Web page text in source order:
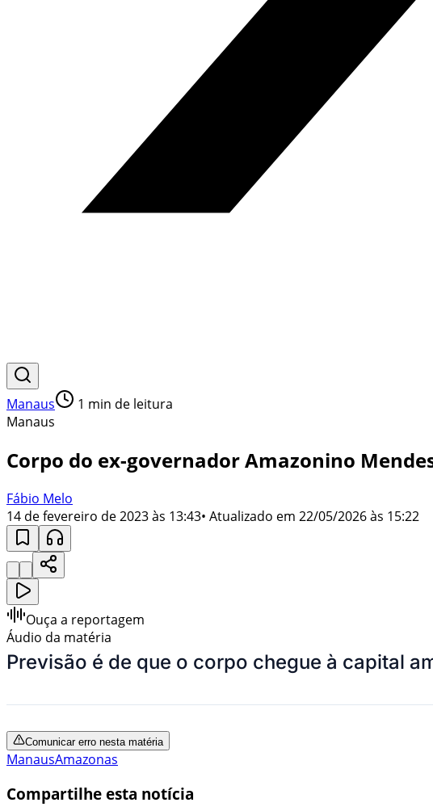
Manaus 1 min de leitura
Manaus
Corpo do ex-governador Amazonino
Fábio Melo
14 de fevereiro de 2023 às 13:43• Atualizado em 22/05/2026 às 15:22
Ouça a reportagem
Áudio da matéria
Previsão é de que o corpo chegue à capital
Comunicar erro nesta matéria
ManausAmazonas
Compartilhe esta notícia